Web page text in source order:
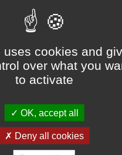
uses cookies and
over what you
to activate
OK, accept all
Deny all cookies